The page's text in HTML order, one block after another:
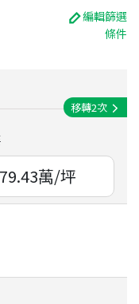
編輯篩選
條件
移轉2次
79.43萬/坪